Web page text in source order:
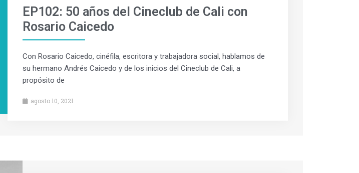
EP102: 50 años del Cineclub de Cali con
Rosario Caicedo
Con Rosario Caicedo, cinéfila, escritora y trabajadora social, hablamos de
su hermano Andrés Caicedo y de los inicios del Cineclub de Cali, a
propósito de
agosto 10, 2021